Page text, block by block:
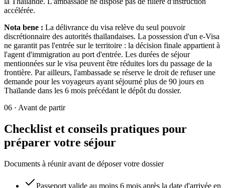
accélérée.
Nota bene : La délivrance du visa relève du seul pouvoir
discrétionnaire des autorités thaïlandaises. La possession d'un e-Visa
ne garantit pas l'entrée sur le territoire : la décision finale appartient à
l'agent d'immigration au port d'entrée. Les durées de séjour
mentionnées sur le visa peuvent être réduites lors du passage de la
frontière. Par ailleurs, l'ambassade se réserve le droit de refuser une
demande pour les voyageurs ayant séjourné plus de 90 jours en
Thaïlande dans les 6 mois précédant le dépôt du dossier.
06 · Avant de partir
Checklist et conseils pratiques pour
préparer votre séjour
Documents à réunir avant de déposer votre dossier
Passeport valide au moins 6 mois après la date d'arrivée en